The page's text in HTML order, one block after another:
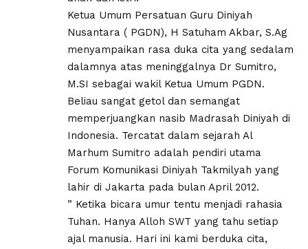
Ketua Umum Persatuan Guru Diniyah
Nusantara ( PGDN), H Satuham Akbar, S.Ag
menyampaikan rasa duka cita yang sedalam
dalamnya atas meninggalnya Dr Sumitro,
M.SI sebagai wakil Ketua Umum PGDN.
Beliau sangat getol dan semangat
memperjuangkan nasib Madrasah Diniyah di
Indonesia. Tercatat dalam sejarah Al
Marhum Sumitro adalah pendiri utama
Forum Komunikasi Diniyah Takmilyah yang
lahir di Jakarta pada bulan April 2012.
” Ketika bicara umur tentu menjadi rahasia
Tuhan. Hanya Alloh SWT yang tahu setiap
ajal manusia. Hari ini kami berduka cita,